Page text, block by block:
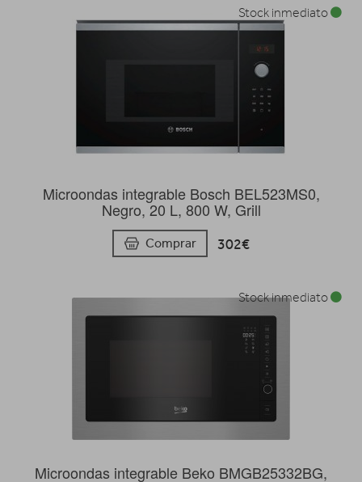
Microondas integrable Bosch BEL523MS0,
Negro, 20 L, 800 W, Grill
Comprar 302€
Stock inmediato
Microondas integrable Beko BMGB25332BG,
Stock inmediato